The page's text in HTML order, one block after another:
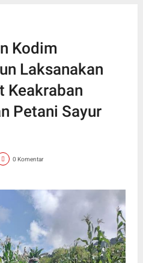
Kodim
Laksanakan
Keakraban
Petani Sayur
0 Komentar